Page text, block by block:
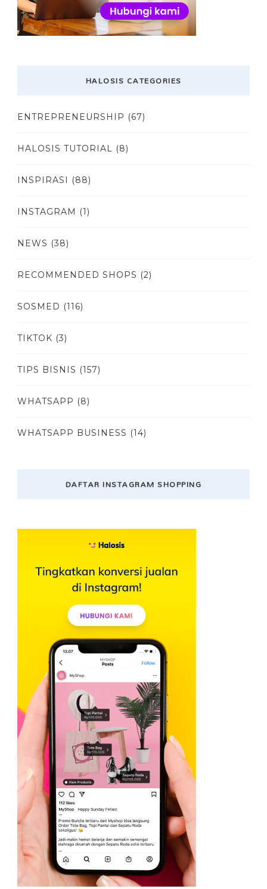
HALOSIS CATEGORIES
ENTREPRENEURSHIP (67)
HALOSIS TUTORIAL (8)
INSPIRASI (88)
INSTAGRAM (1)
NEWS (38)
RECOMMENDED SHOPS (2)
SOSMED (116)
TIKTOK (3)
TIPS BISNIS (157)
WHATSAPP (8)
WHATSAPP BUSINESS (14)
DAFTAR INSTAGRAM SHOPPING